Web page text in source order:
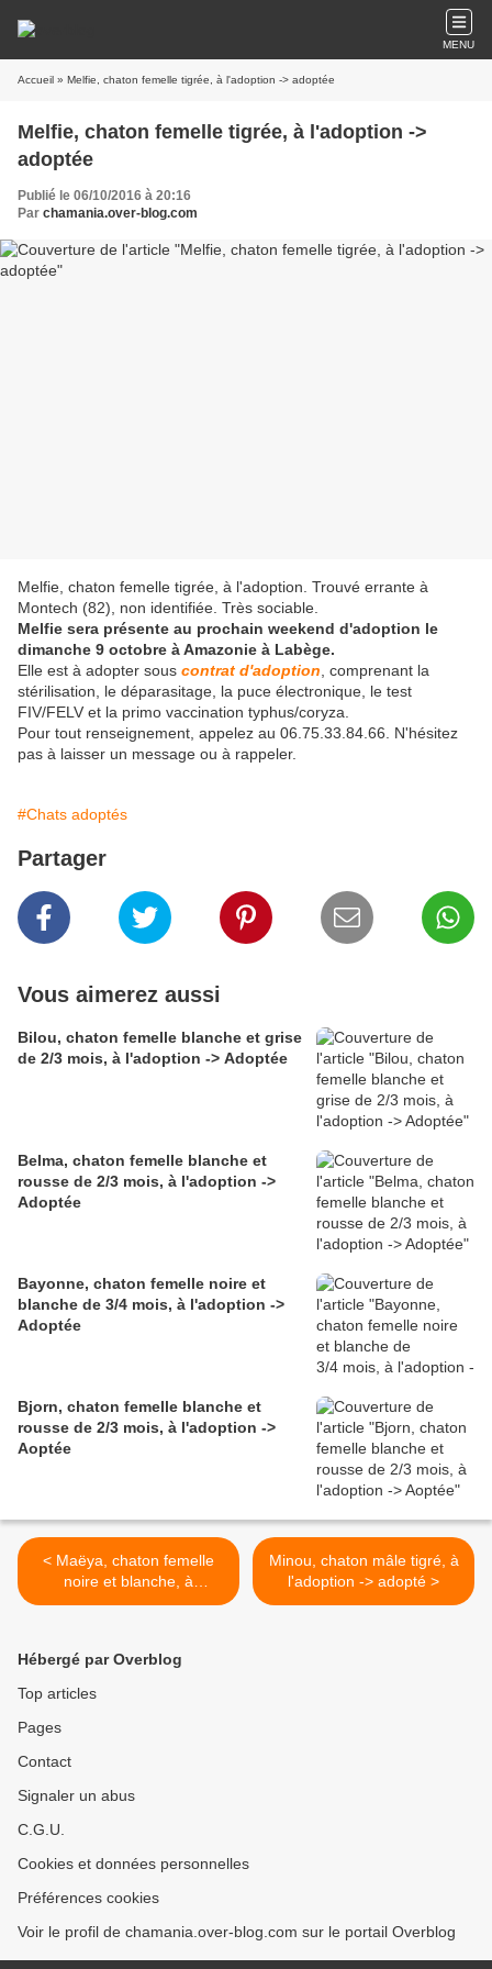
MENU
Accueil » Melfie, chaton femelle tigrée, à l'adoption -> adoptée
Melfie, chaton femelle tigrée, à l'adoption ->
adoptée
Publié le 06/10/2016 à 20:16
Par chamania.over-blog.com
Melfie, chaton femelle tigrée, à l'adoption. Trouvé errante à
Montech (82), non identifiée. Très sociable.
Melfie sera présente au prochain weekend d'adoption le
dimanche 9 octobre à Amazonie à Labège.
Elle est à adopter sous contrat d'adoption , comprenant la
stérilisation, le déparasitage, la puce électronique, le test
FIV/FELV et la primo vaccination typhus/coryza.
Pour tout renseignement, appelez au 06.75.33.84.66. N'hésitez
pas à laisser un message ou à rappeler.
#Chats adoptés
Partager
Vous aimerez aussi
Bilou, chaton femelle blanche et grise
de 2/3 mois, à l'adoption -> Adoptée
Belma, chaton femelle blanche et
rousse de 2/3 mois, à l'adoption ->
Adoptée
Bayonne, chaton femelle noire et
blanche de 3/4 mois, à l'adoption ->
Adoptée
Bjorn, chaton femelle blanche et
rousse de 2/3 mois, à l'adoption ->
Aoptée
< Maëya, chaton femelle
noire et blanche, à
l'adoption -> adoptée
Minou, chaton mâle tigré, à
l'adoption -> adopté >
Hébergé par Overblog
Top articles
Pages
Contact
Signaler un abus
C.G.U.
Cookies et données personnelles
Préférences cookies
Voir le profil de chamania.over-blog.com sur le portail Overblog